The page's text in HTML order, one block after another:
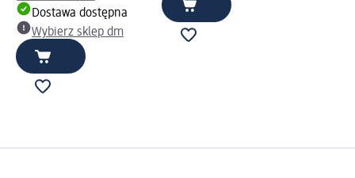
Dostawa dostępna
Wybierz sklep dm